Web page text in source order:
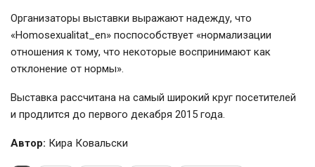
Организаторы выставки выражают надежду, что
«Homosexualitat_en» поспособствует «нормализации
отношения к тому, что некоторые воспринимают как
отклонение от нормы».
Выставка рассчитана на самый широкий круг посетителей
и продлится до первого декабря 2015 года.
Автор: Кира Ковальски